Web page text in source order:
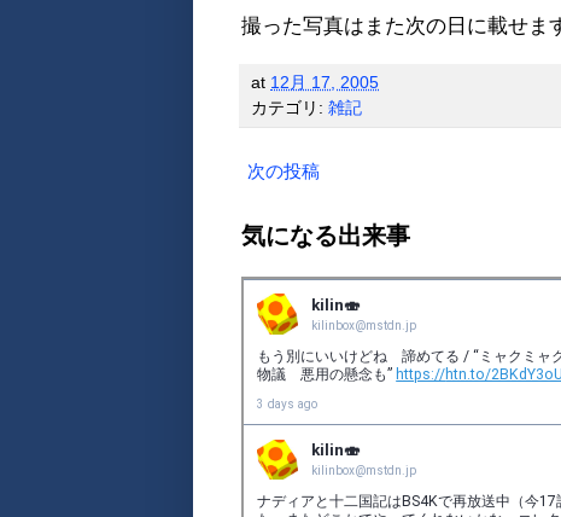
撮った写真はまた次の日に載せま
at 12月 17, 2005
カテゴリ: 雑記
次の投稿
気になる出来事